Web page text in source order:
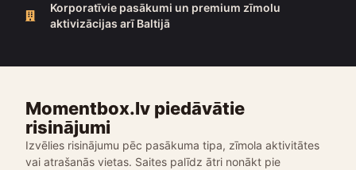
Korporatīvie pasākumi un premium zīmolu
aktivizācijas arī Baltijā
Momentbox.lv piedāvātie
risinājumi
Izvēlies risinājumu pēc pasākuma tipa, zīmola aktivitātes
vai atrašanās vietas. Saites palīdz ātri nonākt pie